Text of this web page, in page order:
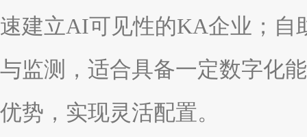
速建立AI可见性的KA企业；自
与监测，适合具备一定数字化
优势，实现灵活配置。